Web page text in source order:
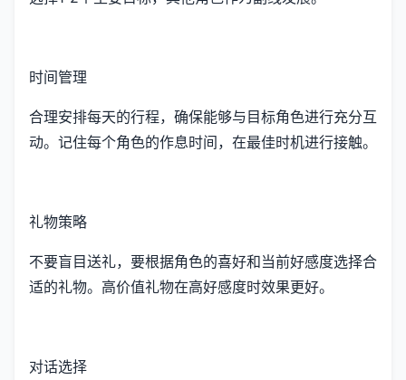
时间管理
合理安排每天的行程，确保能够与目标角色进行充分互
动。记住每个角色的作息时间，在最佳时机进行接触。
礼物策略
不要盲目送礼，要根据角色的喜好和当前好感度选择合
适的礼物。高价值礼物在高好感度时效果更好。
对话选择